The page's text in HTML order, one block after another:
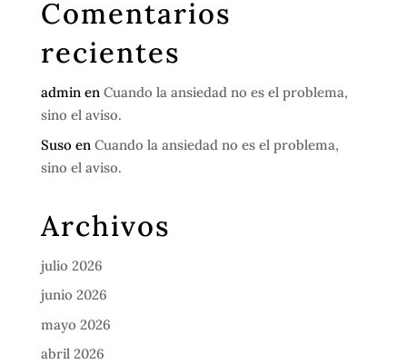
Comentarios
recientes
adminen Cuando la ansiedad no es el problema,
sino el aviso.
Suso en Cuando la ansiedad no es el problema,
sino el aviso.
Archivos
julio 2026
junio 2026
mayo 2026
abril 2026